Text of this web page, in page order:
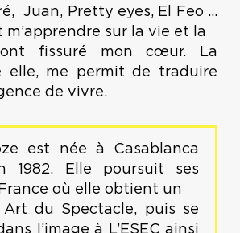
Juan, Pretty eyes, El Feo ...
sur la vie et la
fissuré mon cœur. La
elle, me permit de traduire
de vivre.
est née à Casablanca
1982. Elle poursuit ses
où elle obtient un
Art du Spectacle, puis se
l’image à L’ESEC ainsi